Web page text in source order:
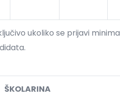
ukoliko se prijavi
ŠKOLARINA